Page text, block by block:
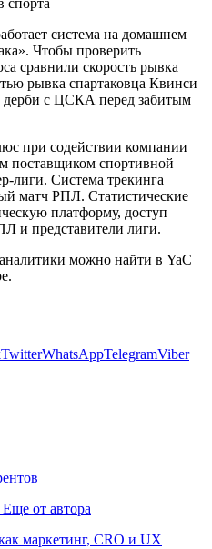
система на домашнем
Чтобы проверить
сравнили скорость рывка
рывка спартаковца Квинси
дерби с ЦСКА перед забитым
при содействии компании
поставщиком спортивной
лиги. Система трекинга
матч РПЛ. Статистические
платформу, доступ
и представители лиги.
можно найти в YaC
TwitterWhatsAppTelegramViber
Еще от автора
маркетинг, CRO и UX